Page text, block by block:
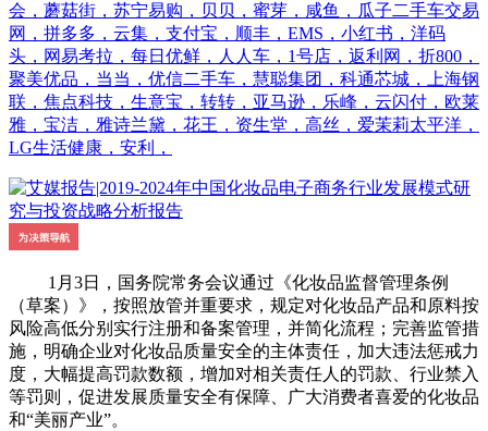
会，蘑菇街，苏宁易购，贝贝，蜜芽，咸鱼，瓜子二手车交易
网，拼多多，云集，支付宝，顺丰，EMS，小红书，洋码
头，网易考拉，每日优鲜，人人车，1号店，返利网，折800，
聚美优品，当当，优信二手车，慧聪集团，科通芯城，上海钢
联，焦点科技，生意宝，转转，亚马逊，乐峰，云闪付，欧莱
雅，宝洁，雅诗兰黛，花王，资生堂，高丝，爱茉莉太平洋，
LG生活健康，安利，
1月3日，国务院常务会议通过《化妆品监督管理条例
（草案）》，按照放管并重要求，规定对化妆品产品和原料按
风险高低分别实行注册和备案管理，并简化流程；完善监管措
施，明确企业对化妆品质量安全的主体责任，加大违法惩戒力
度，大幅提高罚款数额，增加对相关责任人的罚款、行业禁入
等罚则，促进发展质量安全有保障、广大消费者喜爱的化妆品
和“美丽产业”。